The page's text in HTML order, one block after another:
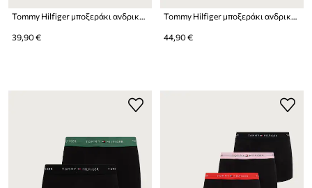
39,90 € 44,90 €